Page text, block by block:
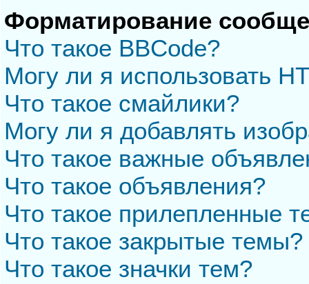
Форматирование
Что такое BBCode?
Могу ли я использовать
Что такое смайлики?
Могу ли я добавлять
Что такое важные
Что такое объявления?
Что такое прилепленные
Что такое закрытые темы?
Что такое значки тем?